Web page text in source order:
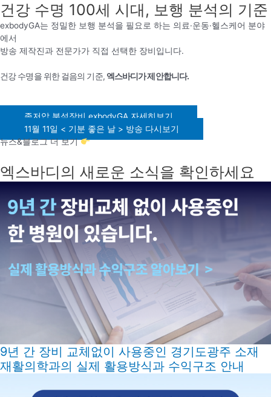
건강 수명 100세 시대, 보행 분석의 기준
exbodyGA는 정밀한 보행 분석을 필요로 하는 의료·운동·헬스케어 분야
에서
방송 제작진과 전문가가 직접 선택한 장비입니다.
건강 수명을 위한 걸음의 기준, 엑스바디가 제안합니다.
족저압 분석장비 exbodyGA 자세히보기
11월 11일 < 기분 좋은 날 > 방송 다시보기
뉴스&블로그 더 보기
엑스바디의 새로운 소식을 확인하세요
9년 간 장비 교체없이 사용중인 경기도광주 소재
재활의학과의 실제 활용방식과 수익구조 안내